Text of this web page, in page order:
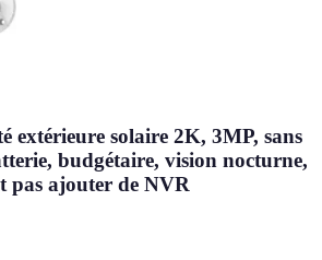
extérieure solaire 2K, 3MP, sans
budgétaire, vision nocturne,
pas ajouter de NVR